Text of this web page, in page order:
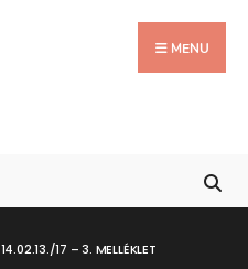
MENU
17 – 3. MELLÉKLET
Close